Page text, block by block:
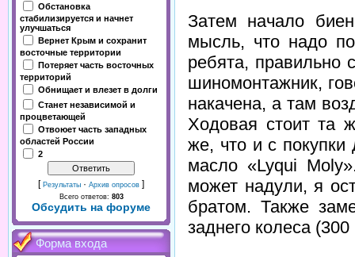
Обстановка
стабилизируется и начнет
улучшаться
Вернет Крым и сохранит
восточные территории
Потеряет часть восточных
территорий
Обнищает и влезет в долги
Станет независимой и
процветающей
Отвоюет часть западных
областей России
2
[ Результаты · Архив опросов ]
Всего ответов: 803
Обсудить на форуме
Форма входа
Затем начало
мысль, что надо
ребята, правильно
шиномонтажник,
накачена, а там
Ходовая стоит та
же, что и с покупки
масло «Lyqui
может надули, я
братом. Также
заднего колеса